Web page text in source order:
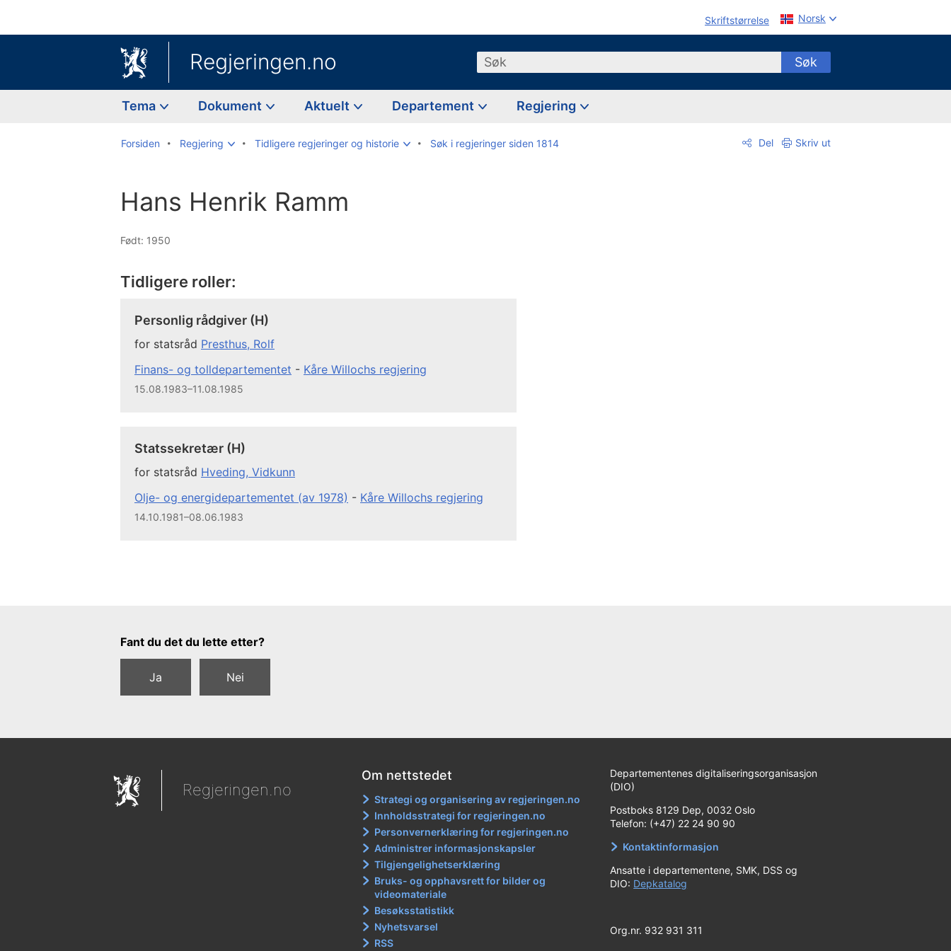
Skriftstørrelse Norsk
Regjeringen.no Søk Søk
Tema Dokument Aktuelt Departement Regjering
Forsiden Regjering Tidligere regjeringer og historie Søk i regjeringer siden 1814 Del Skriv ut
Hans Henrik Ramm
Født: 1950
Tidligere roller:
Personlig rådgiver (H)
for statsråd Presthus, Rolf
Finans- og tolldepartementet - Kåre Willochs regjering
15.08.1983–11.08.1985
Statssekretær (H)
for statsråd Hveding, Vidkunn
Olje- og energidepartementet (av 1978) - Kåre Willochs regjering
14.10.1981–08.06.1983
Tilbakemeldingsskjema
Fant du det du lette etter?
Ja Nei
Regjeringen.no
Om nettstedet
Strategi og organisering av regjeringen.no
Innholdsstrategi for regjeringen.no
Personvernerklæring for regjeringen.no
Administrer informasjonskapsler
Tilgjengelighetserklæring
Bruks- og opphavsrett for bilder og
videomateriale
Besøksstatistikk
Nyhetsvarsel
RSS
Departementenes digitaliseringsorganisasjon
(DIO)
Postboks 8129 Dep, 0032 Oslo
Telefon: (+47) 22 24 90 90
Kontaktinformasjon
Ansatte i departementene, SMK, DSS og
DIO: Depkatalog
Org.nr. 932 931 311